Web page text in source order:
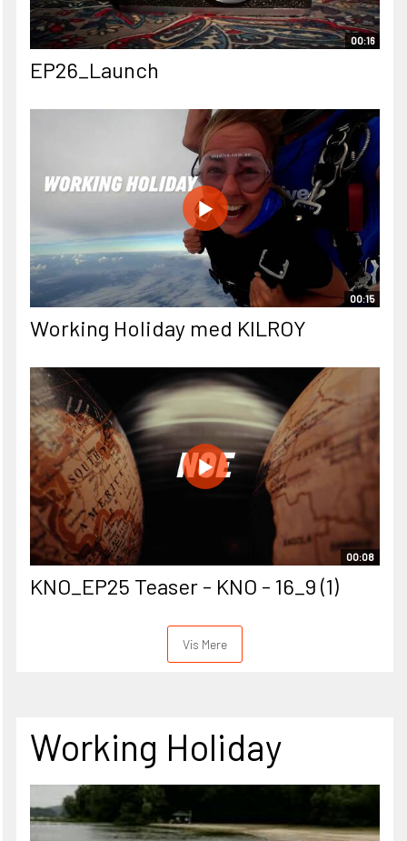
00:16
EP26_Launch
00:15
Working Holiday med KILROY
00:08
KNO_EP25 Teaser - KNO - 16_9 (1)
Vis Mere
Working Holiday